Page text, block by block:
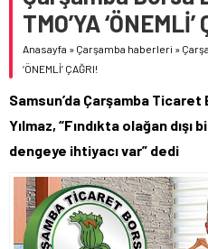
EURO
55,1881
ALTIN
TMO’YA ‘ÖNEMLİ’
Anasayfa » Çarşamba haberleri »
‘ÖNEMLİ’ ÇAĞRI!
Samsun’da Çarşamba Ticaret
Yılmaz, “Fındıkta olağan dışı
dengeye ihtiyacı var” dedi